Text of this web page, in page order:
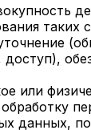
таких
или
данных,